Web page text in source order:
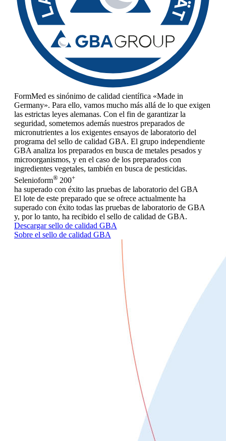
FormMed es sinónimo de calidad científica «Made in
Germany». Para ello, vamos mucho más allá de lo que exigen
las estrictas leyes alemanas. Con el fin de garantizar la
seguridad, sometemos además nuestros preparados de
micronutrientes a los exigentes ensayos de laboratorio del
programa del sello de calidad GBA. El grupo independiente
GBA analiza los preparados en busca de metales pesados y
microorganismos, y en el caso de los preparados con
ingredientes vegetales, también en busca de pesticidas.
Selenioform® 200+
ha superado con éxito las pruebas de laboratorio del GBA
El lote de este preparado que se ofrece actualmente ha
superado con éxito todas las pruebas de laboratorio de GBA
y, por lo tanto, ha recibido el sello de calidad de GBA.
Descargar sello de calidad GBA
Sobre el sello de calidad GBA